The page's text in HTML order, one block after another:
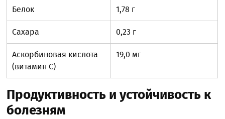
Белок 1,78 г
Сахара 0,23 г
Аскорбиновая кислота
(витамин С)
19,0 мг
Продуктивность и устойчивость к
болезням